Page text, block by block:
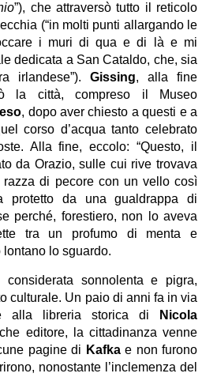
”), che attraversò tutto il reticolo
(“in molti punti allargando le
i muri di qua e di là e mi
dedicata a San Cataldo, che, sia
irlandese”). Gissing, alla fine
la città, compreso il Museo
, dopo aver chiesto a questi e a
corso d’acqua tanto celebrato
Alla fine, eccolo: “Questo, il
da Orazio, sulle cui rive trovava
razza di pecore con un vello così
protetto da una gualdrappa di
perché, forestiero, non lo aveva
tra un profumo di menta e
lo sguardo.
sonnolenta e pigra,
culturale. Un paio di anni fa in via
alla libreria storica di
Nicola
editore, la cittadinanza venne
pagine di Kafkae non furono
nonostante l’inclemenza del